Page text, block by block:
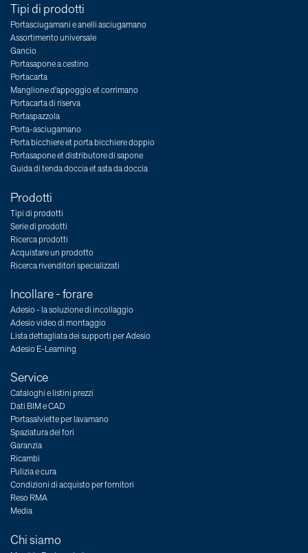
Tipi di prodotti
Portasciugamani e anelli asciugamano
Assortimento universale
Gancio
Portasapone a cestino
Portacarta
Manglione d'appoggio et corrimano
Portacarta di riserva
Portaspazzola
Porta-asciugamano
Porta bicchiere et porta bicchiere doppio
Portasapone et distributore di sapone
Guida di tenda doccia et asta da doccia
Prodotti
Tipi di prodotti
Serie di prodotti
Ricerca prodotti
Acquistare un prodotto
Ricerca rivenditori specializzati
Incollare - forare
Adesio - la soluzione di incollaggio
Adesio video di montaggio
Lista dettagliata dei supporti per Adesio
Adesio E-Learning
Service
Cataloghi e listini prezzi
Dati BIM e CAD
Portasalviette per lavamano
Spaziatura dei fori
Garanzia
Ricambi
Pulizia e cura
Condizioni di acquisto per fornitori
Reso RMA
Media
Chi siamo